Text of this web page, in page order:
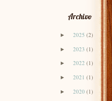
Archivo
► 2025 (2)
► 2023 (1)
► 2022 (1)
► 2021 (1)
► 2020 (1)